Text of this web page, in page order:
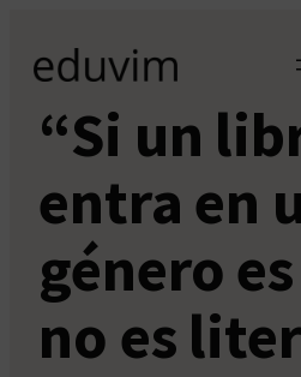
contenido
“Si un
entra en
género
no es